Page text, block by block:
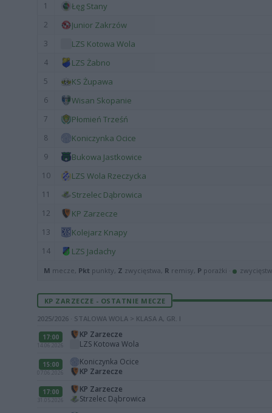
1 Łęg Stany
2 Junior Zakrzów
3 LZS Kotowa Wola
4 LZS Żabno
5 KS Żupawa
6 Wisan Skopanie
7 Płomień Trześń
8 Koniczynka Ocice
9 Bukowa Jastkowice
10 LZS Wola Rzeczycka
11 Strzelec Dąbrowica
12 KP Zarzecze
13 Kolejarz Knapy
14 LZS Jadachy
M mecze, Pkt punkty, Z zwycięstwa, R remisy, P porażki ·
KP ZARZECZE - OSTATNIE MECZE
2025/2026 · STALOWA WOLA > KLASA A, GR. I
17:00
14.06.2026
KP Zarzecze
LZS Kotowa Wola
15:00
07.06.2026
Koniczynka Ocice
KP Zarzecze
17:00
31.05.2026
KP Zarzecze
Strzelec Dąbrowica